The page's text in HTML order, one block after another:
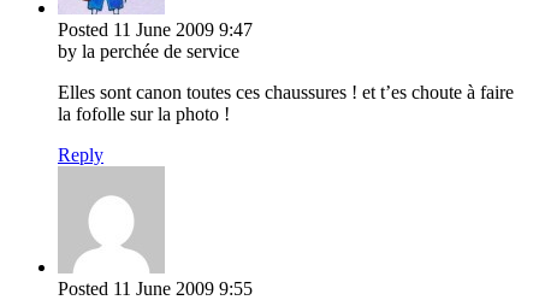
Posted 11 June 2009 9:47
by la perchée de service
Elles sont canon toutes ces chaussures ! et t’es choute à faire
la fofolle sur la photo !
Reply
Posted 11 June 2009 9:55